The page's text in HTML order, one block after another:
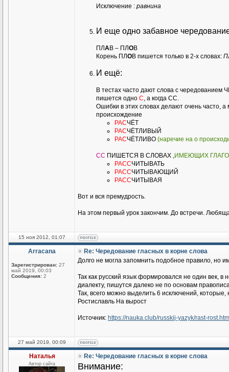
Исключение : равнина
И еще одно забавное
ПЛАВ – ПЛОВ
Корень ПЛОВ пишется только в 2-х словах:
И ещё:
В тестах часто дают слова с чередованием
пишется одно С, а когда СС.
Ошибки в этих словах делают очень часто,
происхождение
РАСЧЁТ
РАСЧЁТЛИВЫЙ
РАСЧЁТЛИВО (наречие на о
СС ПИШЕТСЯ В СЛОВАХ ,ИМЕЮЩИХ
РАССЧИТЫВАТЬ
РАССЧИТЫВАЮЩИЙ
РАССЧИТЫВАЯ
Вот и вся премудрость.
На этом первый урок закончим. До встречи.
15 ноя 2012, 01:07
Arracana
Зарегистрирован: 27
май 2019, 00:03
Сообщения: 2
Re: Чередование гласных в корне слова
Долго не могла запомнить подобное правило, но
Так как русский язык формировался не один век,
диалекту, пишутся далеко не по основам
Так, всего можно выделить 6 исключений,
Ростиславль На вырост
Источник: https://nauka.club/russkij-yazyk/rast-
27 май 2019, 00:09
Наталья
Автор сайта
Re: Чередование гласных в корне слова
Внимание: